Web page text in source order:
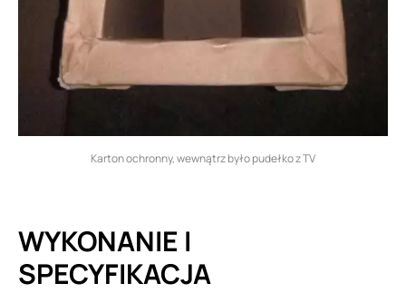
Karton ochronny, wewnątrz było pudełko z TV
WYKONANIE I
SPECYFIKACJA